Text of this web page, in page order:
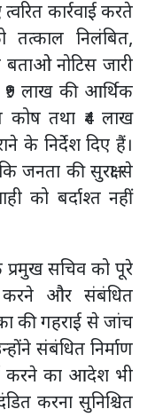
कार्रवाई करते
निलंबित,
नोटिस जारी
लाख की आर्थिक
कोष तथा ₹4 लाख
के निर्देश दिए हैं।
जनता की सुरक्षा से
को बर्दाश्त नहीं
प्रमुख सचिव को पूरे
करने और संबंधित
की गहराई से जांच
संबंधित निर्माण
करने का आदेश भी
करना सुनिश्चित